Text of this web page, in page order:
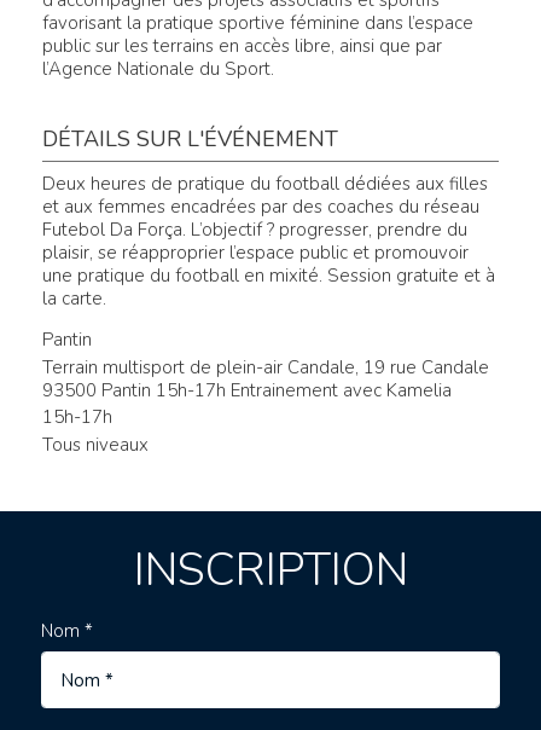
favorisant la pratique sportive féminine dans l’espace
public sur les terrains en accès libre, ainsi que par
l’Agence Nationale du Sport.
DÉTAILS SUR L'ÉVÉNEMENT
Deux heures de pratique du football dédiées aux filles
et aux femmes encadrées par des coaches du réseau
Futebol Da Força. L’objectif ? progresser, prendre du
plaisir, se réapproprier l’espace public et promouvoir
une pratique du football en mixité. Session gratuite et à
la carte.
Pantin
Terrain multisport de plein-air Candale, 19 rue Candale
93500 Pantin 15h-17h Entrainement avec Kamelia
15h-17h
Tous niveaux
INSCRIPTION
Nom *